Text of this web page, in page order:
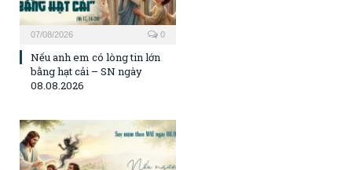
07/08/2026 0
Nếu anh em có lòng tin lớn
bằng hạt cải – SN ngày
08.08.2026